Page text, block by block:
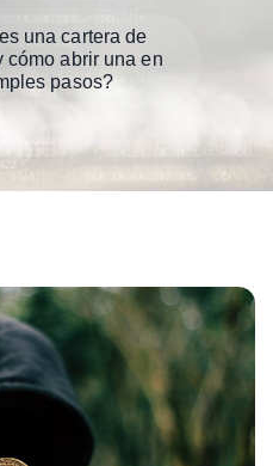
una cartera de
cómo abrir una en
pasos?